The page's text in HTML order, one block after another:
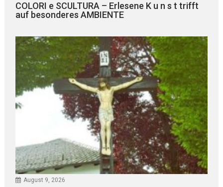
COLORI e SCULTURA – Erlesene K u n s t trifft
auf besonderes AMBIENTE
August 9, 2026